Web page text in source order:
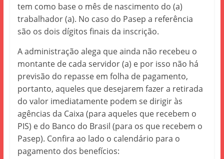
tem como base o mês de nascimento do (a)
trabalhador (a). No caso do Pasep a referência
são os dois dígitos finais da inscrição.
A administração alega que ainda não recebeu o
montante de cada servidor (a) e por isso não há
previsão do repasse em folha de pagamento,
portanto, aqueles que desejarem fazer a retirada
do valor imediatamente podem se dirigir às
agências da Caixa (para aqueles que recebem o
PIS) e do Banco do Brasil (para os que recebem o
Pasep). Confira ao lado o calendário para o
pagamento dos benefícios: